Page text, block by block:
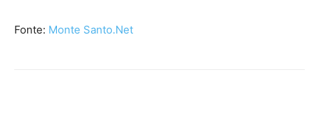
Fonte: Monte Santo.Net